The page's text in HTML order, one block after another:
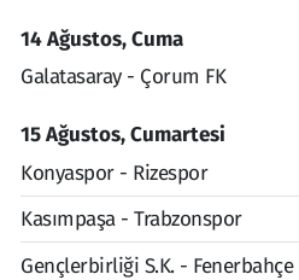
14 Ağustos, Cuma
Galatasaray - Çorum FK
15 Ağustos, Cumartesi
Konyaspor - Rizespor
Kasımpaşa - Trabzonspor
Gençlerbirliği S.K. - Fenerbahçe